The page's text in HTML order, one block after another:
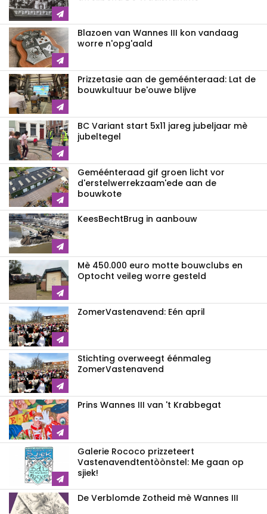
Blazoen van Wannes III kon vandaag
worre n'opg'aald
Prizzetasie aan de geméénteraad: Lat de
bouwkultuur be'ouwe blijve
BC Variant start 5x11 jareg jubeljaar mè
jubeltegel
Geméénteraad gif groen licht vor
d'erstelwerrekzaam'ede aan de
bouwkote
KeesBechtBrug in aanbouw
Mè 450.000 euro motte bouwclubs en
Optocht veileg worre gesteld
ZomerVastenavend: Eén april
Stichting overweegt éénmaleg
ZomerVastenavend
Prins Wannes III van 't Krabbegat
Galerie Rococo prizzeteert
Vastenavend­tentòònstel: Me gaan op
sjiek!
De Verblomde Zotheid mè Wannes III